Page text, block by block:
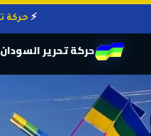
حركة تحرير السودان